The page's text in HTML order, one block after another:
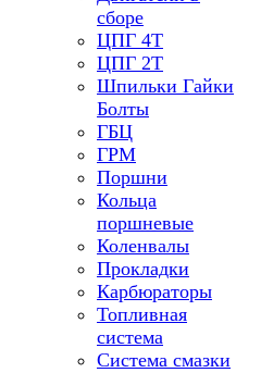
сборе
ЦПГ 4Т
ЦПГ 2Т
Шпильки Гайки
Болты
ГБЦ
ГРМ
Поршни
Кольца
поршневые
Коленвалы
Прокладки
Карбюраторы
Топливная
система
Система смазки